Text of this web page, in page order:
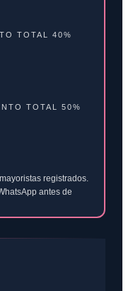
TOTAL 40%
TOTAL 50%
registrados.
antes de